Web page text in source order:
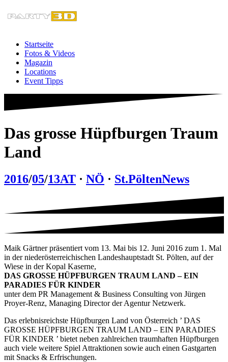
Inhalt
Startseite
Fotos & Videos
Magazin
Locations
Event Tipps
Das grosse Hüpfburgen Traum
Land
2016/05/13AT · NÖ · St.PöltenNews
Maik Gärtner präsentiert vom 13. Mai bis 12. Juni 2016 zum 1. Mal
in der niederösterreichischen Landeshauptstadt St. Pölten, auf der
Wiese in der Kopal Kaserne,
DAS GROSSE HÜPFBURGEN TRAUM LAND – EIN
PARADIES FÜR KINDER
unter dem PR Management & Business Consulting von Jürgen
Proyer-Renz, Managing Director der Agentur Netzwerk.
Das erlebnisreichste Hüpfburgen Land von Österreich ’ DAS
GROSSE HÜPFBURGEN TRAUM LAND – EIN PARADIES
FÜR KINDER ’ bietet neben zahlreichen traumhaften Hüpfburgen
auch viele weitere Spiel Attraktionen sowie auch einen Gastgarten
mit Snacks & Erfrischungen.